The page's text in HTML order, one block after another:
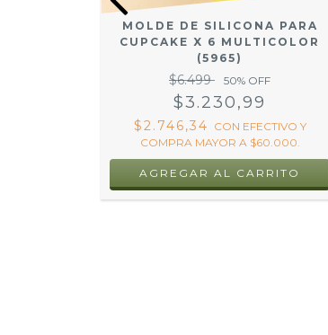
MOLDE DE SILICONA PARA
CUPCAKE X 6 MULTICOLOR
(5965)
$6.499 50% OFF
$3.230,99
$2.746,34 CON EFECTIVO Y
COMPRA MAYOR A $60.000.